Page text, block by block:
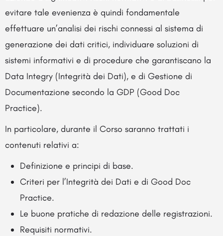
evitare tale evenienza è quindi fondamentale
effettuare un’analisi dei rischi connessi al sistema di
generazione dei dati critici, individuare soluzioni di
sistemi informativi e di procedure che garantiscano la
Data Integry (Integrità dei Dati), e di Gestione di
Documentazione secondo la GDP (Good Doc
Practice).
In particolare, durante il Corso saranno trattati i
contenuti relativi a:
Definizione e principi di base.
Criteri per l’Integrità dei Dati e di Good Doc
Practice.
Le buone pratiche di redazione delle registrazioni.
Requisiti normativi.